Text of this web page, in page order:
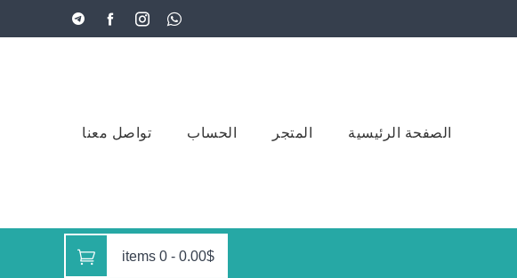
الصفحة الرئيسية المتجر الحساب تواصل معنا
0.00$
-
0 items